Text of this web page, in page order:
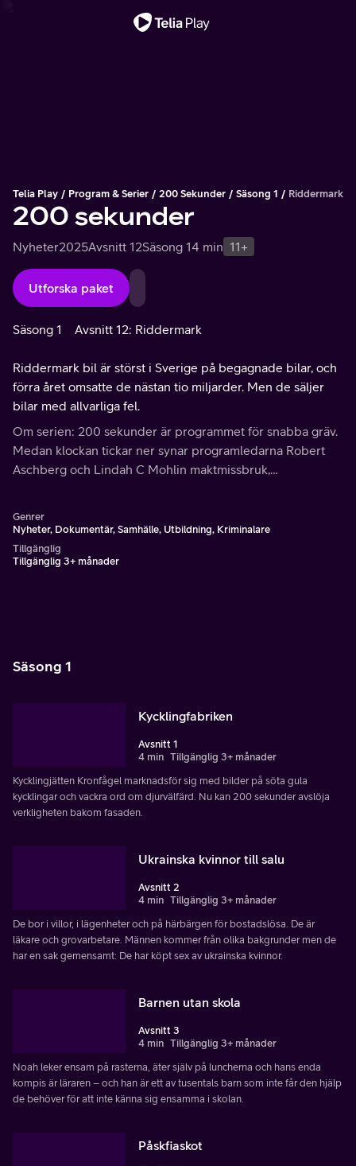
Telia Play Program & Serier 200 Sekunder Säsong 1 Riddermark
200 sekunder
Nyheter2025Avsnitt 12Säsong 14 min 11+
Utforska paket
Säsong 1 Avsnitt 12: Riddermark
Riddermark bil är störst i Sverige på begagnade bilar, och
förra året omsatte de nästan tio miljarder. Men de säljer
bilar med allvarliga fel.
Om serien: 200 sekunder är programmet för snabba gräv.
Medan klockan tickar ner synar programledarna Robert
Aschberg och Lindah C Mohlin maktmissbruk,
Genrer
Nyheter, Dokumentär, Samhälle, Utbildning, Kriminalare
Tillgänglig
Tillgänglig 3+ månader
Säsong 1
Kycklingfabriken
Avsnitt 1
4 min Tillgänglig 3+ månader
Kycklingjätten Kronfågel marknadsför sig med bilder på söta gula
kycklingar och vackra ord om djurvälfärd. Nu kan 200 sekunder avslöja
verkligheten bakom fasaden.
Ukrainska kvinnor till salu
Avsnitt 2
4 min Tillgänglig 3+ månader
De bor i villor, i lägenheter och på härbärgen för bostadslösa. De är
läkare och grovarbetare. Männen kommer från olika bakgrunder men de
har en sak gemensamt: De har köpt sex av ukrainska kvinnor.
Barnen utan skola
Avsnitt 3
4 min Tillgänglig 3+ månader
Noah leker ensam på rasterna, äter själv på luncherna och hans enda
kompis är läraren – och han är ett av tusentals barn som inte får den hjälp
de behöver för att inte känna sig ensamma i skolan.
Påskfiaskot